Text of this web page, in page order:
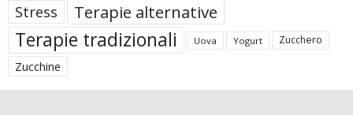
Stress Terapie alternative
Terapie tradizionali Uova Yogurt Zucchero
Zucchine